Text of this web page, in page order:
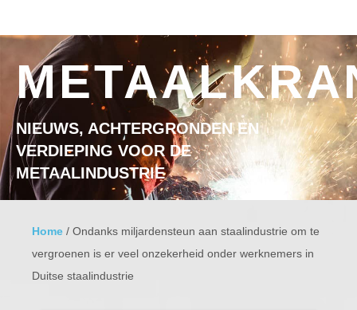
NIEUWS, ACHTERGRONDEN EN
VERDIEPING VOOR DE
METAALINDUSTRIE
Home / Ondanks miljardensteun aan staalindustrie om te
vergroenen is er veel onzekerheid onder werknemers in
Duitse staalindustrie